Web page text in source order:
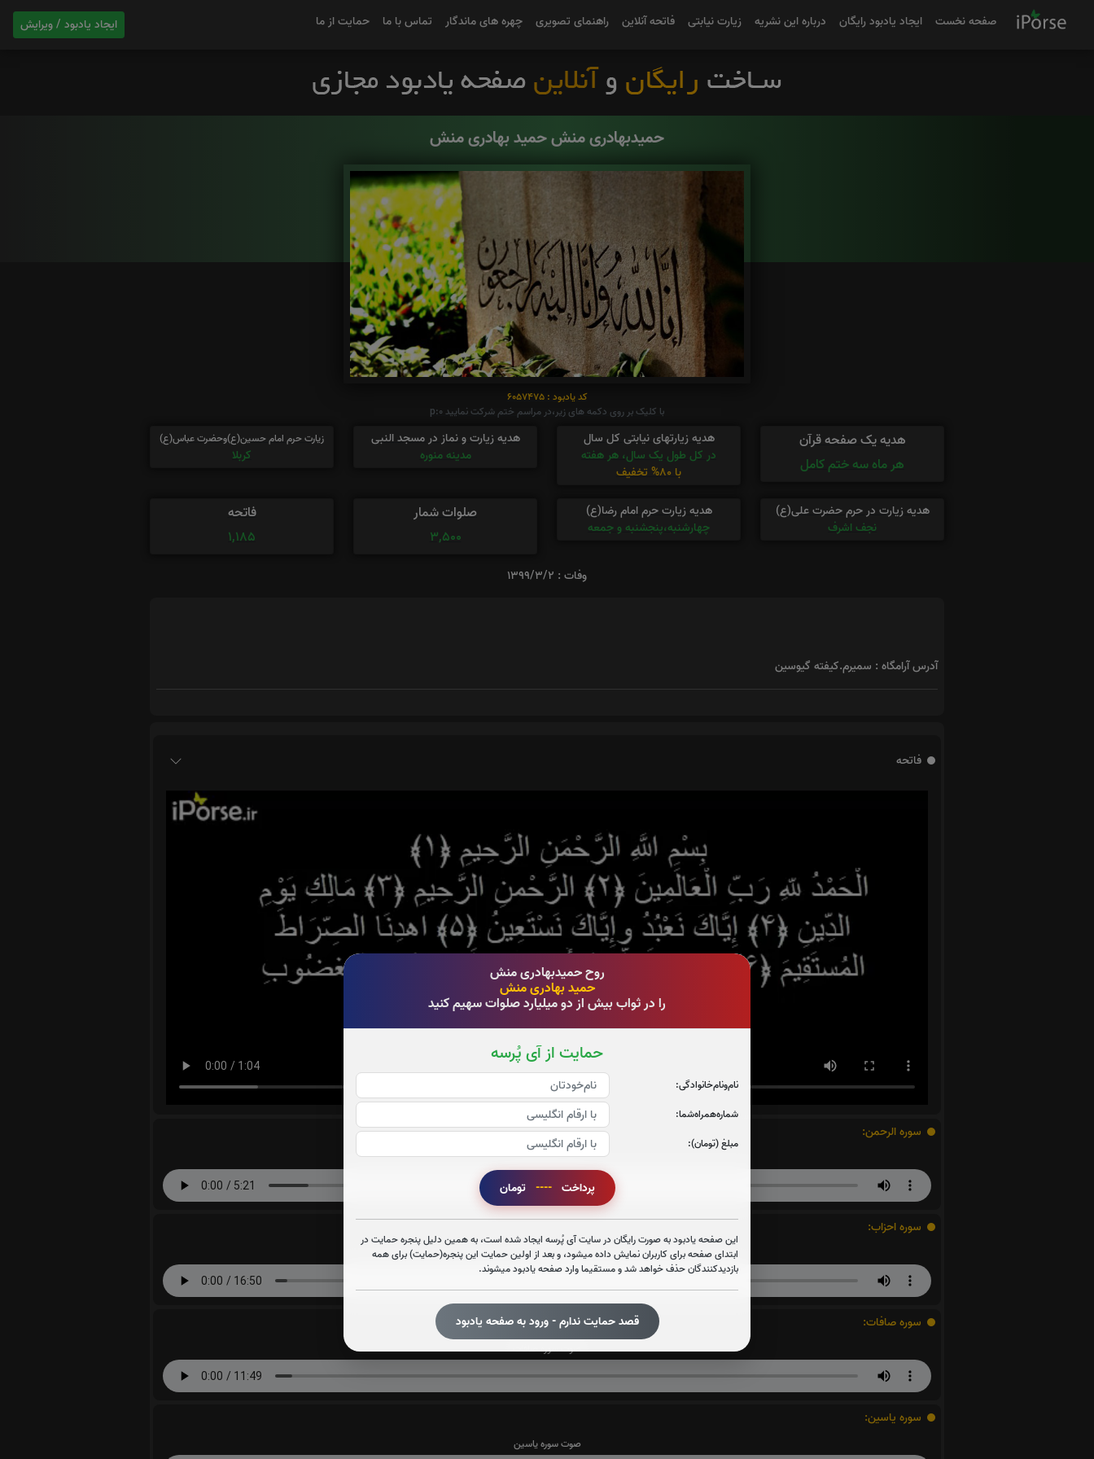
ایجاد یادبود / ویرایش صفحه نخست ایجاد یادبود رایگان درباره این نشریه زیارت نیابتی فاتحه آنلاین راهنمای تصویری چهره های ماندگار تماس با ما حمایت از ما
روح حمیدبهادری منش
حمید بهادری منش
را در ثواب بیش از دو میلیارد صلوات سهیم کنید
حمایت از آی پُرسه
نام‌و‌نام‌خانوادگی:
شماره‌همراه‌شما:
مبلغ (تومان):
پرداخت ---- تومان
این صفحه یادبود به صورت رایگان در سایت آی پُرسه ایجاد شده است، به همین دلیل پنجره حمایت در
ابتدای صفحه برای کاربران نمایش داده میشود، و بعد از اولین حمایت این پنجره(حمایت) برای همه
بازدیدکنندگان حذف خواهد شد و مستقیما وارد صفحه یادبود میشوند.
قصد حمایت ندارم - ورود به صفحه یادبود
حمیدبهادری منش حمید بهادری منش
کد یادبود : 6057475
با کلیک بر روی دکمه های زیر،در مراسم ختم شرکت نمایید p:0
هدیه یک صفحه قرآن
هر ماه سه ختم کامل
هدیه زیارتهای نیابتی کل سال
در کل طول یک سال، هر هفته
با 80% تخفیف
هدیه زیارت و نماز در مسجد النبی
مدینه منوره
زیارت حرم امام حسین(ع)وحضرت عباس(ع)
کربلا
هدیه زیارت در حرم حضرت علی(ع)
نجف اشرف
هدیه زیارت حرم امام رضا(ع)
چهارشنبه،پنجشنبه و جمعه
صلوات شمار
3,500
فاتحه
1,185
وفات : ۱۳۹۹/۳/۲
آدرس آرامگاه : سمیرم.کیفته گیوسین
فاتحه
سوره الرحمن:
صوت سوره الرحمن
سوره احزاب:
صوت سوره احزاب
سوره صافات:
صوت سوره صافات
سوره یاسین:
صوت سوره یاسین